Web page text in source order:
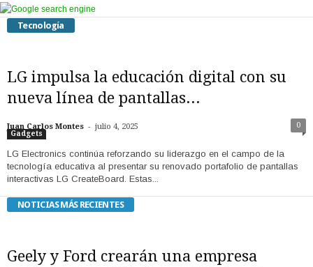
Tecnología
LG impulsa la educación digital con su
nueva línea de pantallas...
Juan Carlos Montes - julio 4, 2025 0
Gadgets
LG Electronics continúa reforzando su liderazgo en el campo de la
tecnología educativa al presentar su renovado portafolio de pantallas
interactivas LG CreateBoard. Estas...
NOTICIAS MÁS RECIENTES
Geely y Ford crearán una empresa